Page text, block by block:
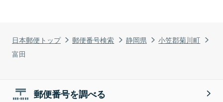
日本郵便トップ 郵便番号検索 静岡県
小笠郡菊川町
富田
郵便番号を調べる